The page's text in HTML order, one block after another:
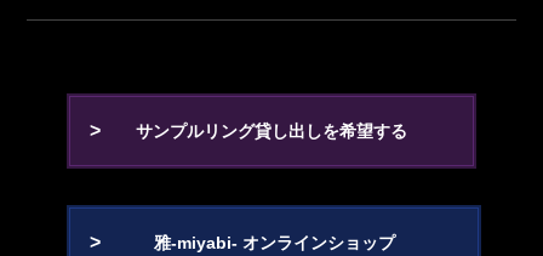
サンプルリング貸し出しを希望する
雅-miyabi- オンラインショップ